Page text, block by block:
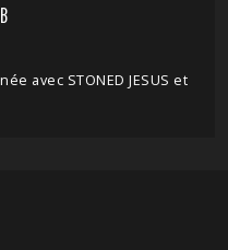
avec STONED JESUS et